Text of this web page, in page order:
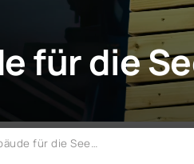
für die
Neues Gebäude für die Seenotretter in Warnemünde